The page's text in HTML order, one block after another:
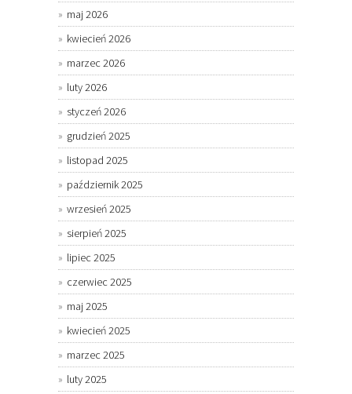
maj 2026
kwiecień 2026
marzec 2026
luty 2026
styczeń 2026
grudzień 2025
listopad 2025
październik 2025
wrzesień 2025
sierpień 2025
lipiec 2025
czerwiec 2025
maj 2025
kwiecień 2025
marzec 2025
luty 2025